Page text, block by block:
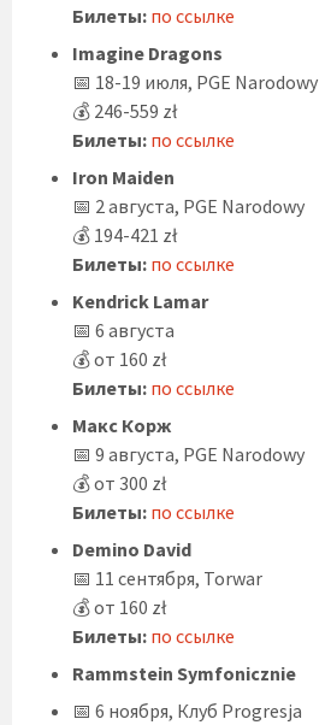
Билеты: по ссылке
Imagine Dragons
📅 18-19 июля, PGE Narodowy
💰 246-559 zł
Билеты: по ссылке
Iron Maiden
📅 2 августа, PGE Narodowy
💰 194-421 zł
Билеты: по ссылке
Kendrick Lamar
📅 6 августа
💰 от 160 zł
Билеты: по ссылке
Макс Корж
📅 9 августа, PGE Narodowy
💰 от 300 zł
Билеты: по ссылке
Demino David
📅 11 сентября, Torwar
💰 от 160 zł
Билеты: по ссылке
Rammstein Symfonicznie
📅 6 ноября, Клуб Progresja